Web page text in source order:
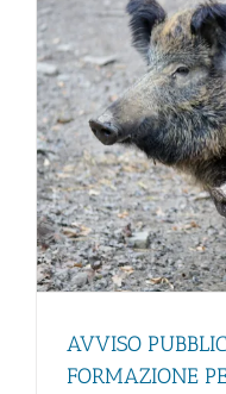
AVVISO
FORMAZIONE